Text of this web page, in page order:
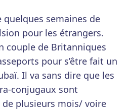
semaines de
pour les étrangers.
couple de Britanniques
pour s’être fait un
Il va sans dire que les
conjugaux sont
plusieurs mois/ voire